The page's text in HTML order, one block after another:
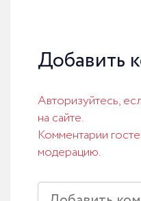
Добавить
Авторизуйтесь,
на сайте.
Комментарии
модерацию.